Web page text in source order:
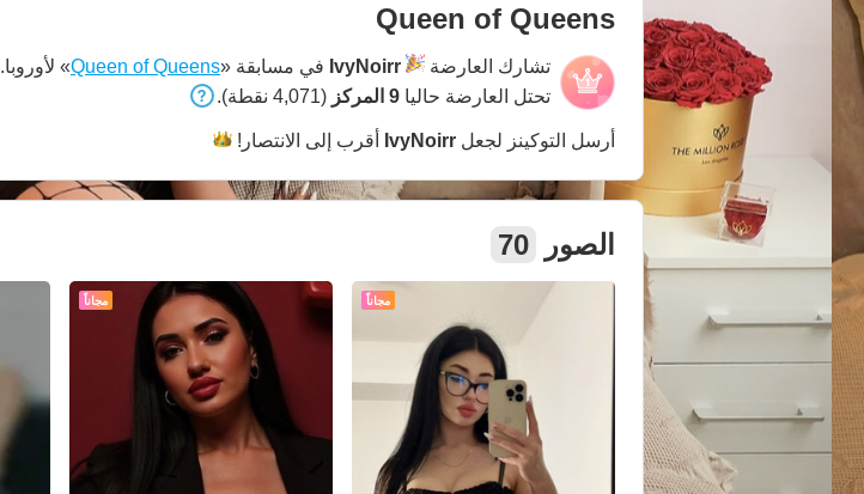
Queen of Queens
تشارك العارضة IvyNoirr في مسابقة «Queen of Queens» لأوروبا.
تحتل العارضة حاليا 9 المركز (4,071 نقطة).
أرسل التوكينز لجعل IvyNoirr أقرب إلى الانتصار!
الصور 70
مجاناً مجاناً